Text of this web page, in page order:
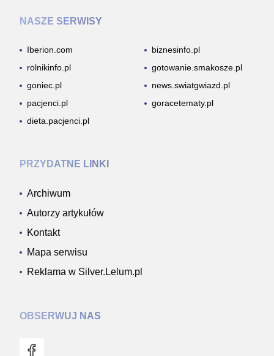
NASZE SERWISY
Iberion.com
biznesinfo.pl
rolnikinfo.pl
gotowanie.smakosze.pl
goniec.pl
news.swiatgwiazd.pl
pacjenci.pl
goracetematy.pl
dieta.pacjenci.pl
PRZYDATNE LINKI
Archiwum
Autorzy artykułów
Kontakt
Mapa serwisu
Reklama w Silver.Lelum.pl
OBSERWUJ NAS